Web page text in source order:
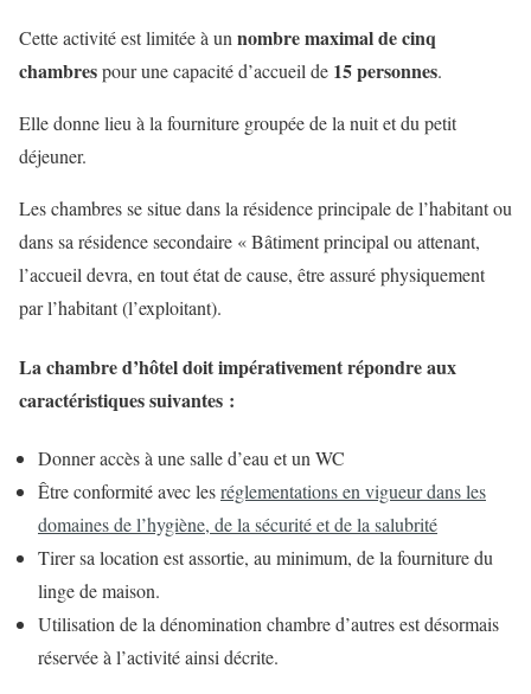
Cette activité est limitée à unnombre maximal de cinq
chambrespour une capacité d’accueil de 15 personnes.
Elle donne lieu à la fourniture groupée de la nuit et du petit
déjeuner.
Les chambres se situe dans la résidence principale de l’habitant ou
dans sa résidence secondaire « Bâtiment principal ou attenant,
l’accueil devra, en tout état de cause, être assuré physiquement
par l’habitant (l’exploitant).
La chambre d’hôtel doit impérativement répondre aux
caractéristiques suivantes :
Donner accès à une salle d’eau et un WC
Être conformité avec lesréglementations en vigueur dans les
domaines de l’hygiène, de la sécurité et de la salubrité
Tirer sa location est assortie, au minimum, de la fourniture du
linge de maison.
Utilisation de la dénomination chambre d’autres est désormais
réservée à l’activité ainsi décrite.